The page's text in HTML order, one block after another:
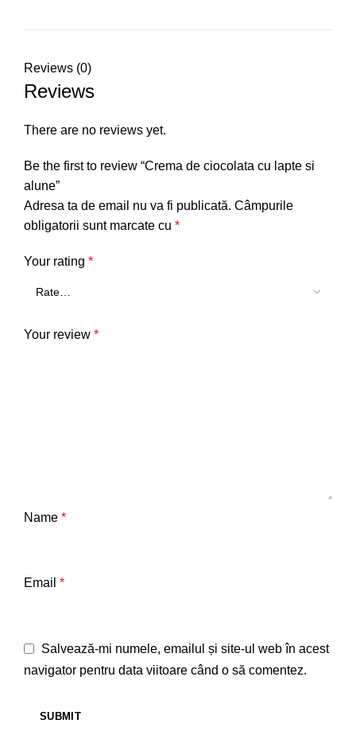
Reviews (0)
Reviews
There are no reviews yet.
Be the first to review “Crema de ciocolata cu lapte si
alune”
Adresa ta de email nu va fi publicată. Câmpurile
obligatorii sunt marcate cu *
Your rating *
Your review *
Name *
Email *
Salvează-mi numele, emailul și site-ul web în acest
navigator pentru data viitoare când o să comentez.